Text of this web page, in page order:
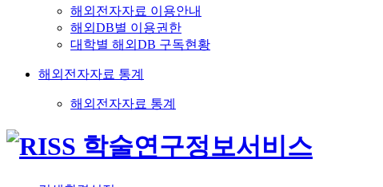
해외전자자료 이용안내
해외DB별 이용권한
대학별 해외DB 구독현황
해외전자자료 통계
해외전자자료 통계